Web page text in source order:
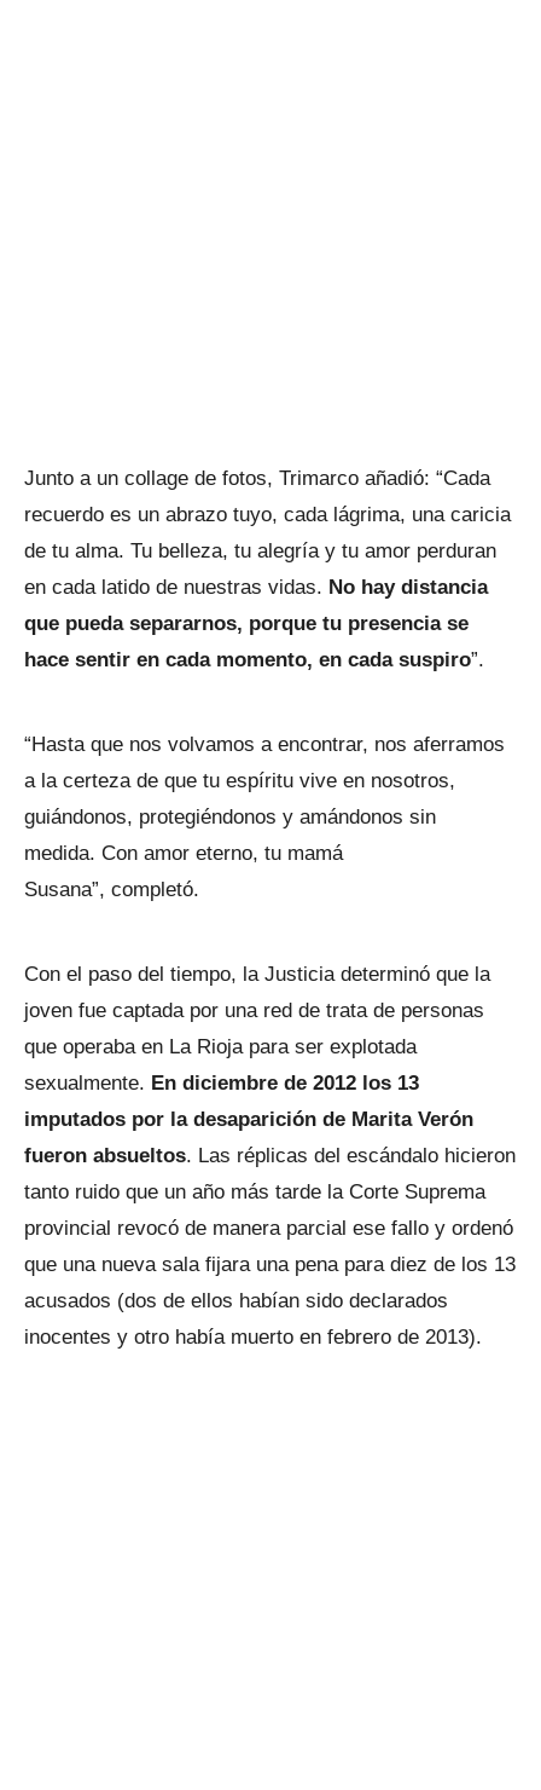
Junto a un collage de fotos, Trimarco añadió: “Cada
recuerdo es un abrazo tuyo, cada lágrima, una caricia
de tu alma. Tu belleza, tu alegría y tu amor perduran
en cada latido de nuestras vidas. No hay distancia
que pueda separarnos, porque tu presencia se
hace sentir en cada momento, en cada suspiro”.
“Hasta que nos volvamos a encontrar, nos aferramos
a la certeza de que tu espíritu vive en nosotros,
guiándonos, protegiéndonos y amándonos sin
medida. Con amor eterno, tu mamá
Susana”, completó.
Con el paso del tiempo, la Justicia determinó que la
joven fue captada por una red de trata de personas
que operaba en La Rioja para ser explotada
sexualmente. En diciembre de 2012 los 13
imputados por la desaparición de Marita Verón
fueron absueltos. Las réplicas del escándalo hicieron
tanto ruido que un año más tarde la Corte Suprema
provincial revocó de manera parcial ese fallo y ordenó
que una nueva sala fijara una pena para diez de los 13
acusados (dos de ellos habían sido declarados
inocentes y otro había muerto en febrero de 2013).